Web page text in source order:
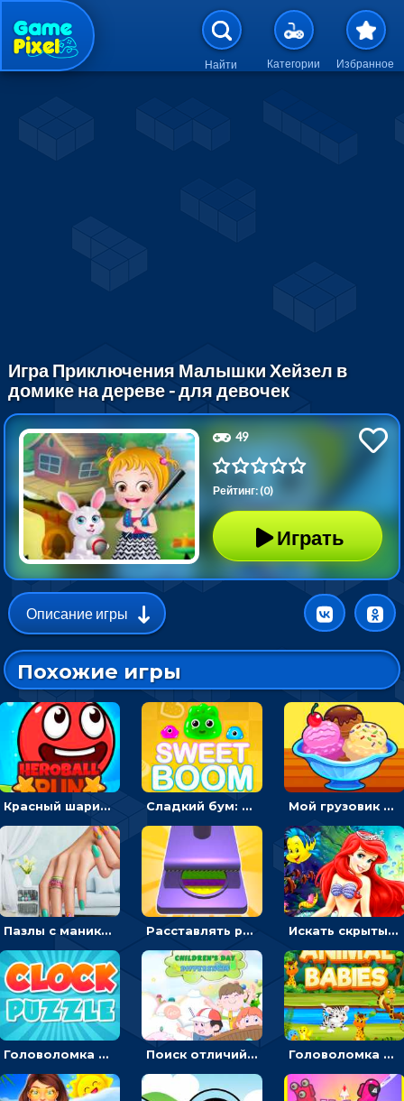
Перейти к основному
Найти Категории Избранное
Игра Приключения Малышки Хейзел в
домике на дереве - для девочек
49
Рейтинг: (0)
Играть
Описание игры
Похожие игры
Красный шарик-герой в бегах: прыгать, чтобы избегать препятствий Сладкий бум: тапнуть, чтобы взорвать желейки - головоломка Мой грузовик с мороженным: принимать заказы и готовить десерты
Пазлы с маникюром: собери идеальный рисунок для ногтей Расставлять резиновые кубики, чтобы делать поп-ит - гиперказуальные Искать скрытый алфавит на картинках с мультяшными героями - головоломка для детей
Головоломка с часами для детей: читать время по циферблату Поиск отличий на картинках с детьми - головоломка Головоломка Звери-малыши: открывай карточки по очереди, чтобы найти одинаковые